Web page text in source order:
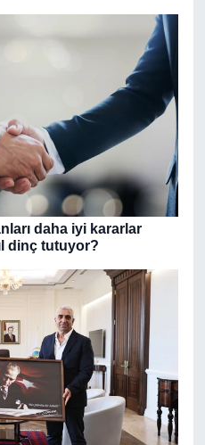
daha iyi kararlar
dinç tutuyor?